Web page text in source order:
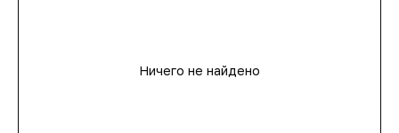
Ничего не найдено